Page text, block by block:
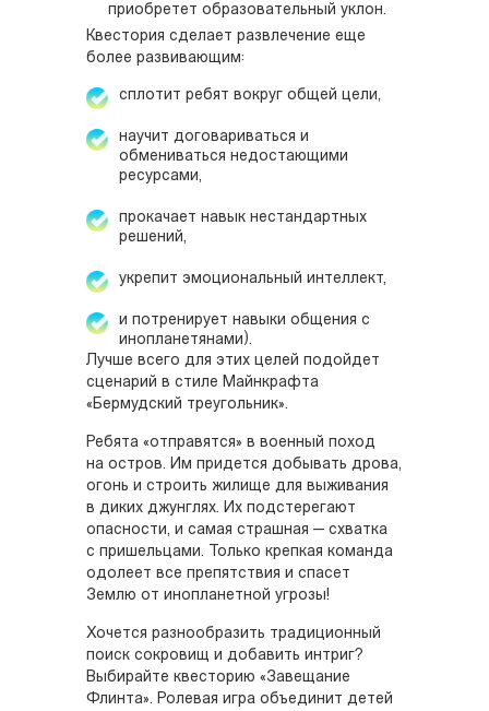
приобретет образовательный уклон.
Квестория сделает развлечение еще
более развивающим:
сплотит ребят вокруг общей цели,
научит договариваться и
обмениваться недостающими
ресурсами,
прокачает навык нестандартных
решений,
укрепит эмоциональный интеллект,
и потренирует навыки общения с
инопланетянами).
Лучше всего для этих целей подойдет
сценарий в стиле Майнкрафта
«Бермудский треугольник».
Ребята «отправятся» в военный поход
на остров. Им придется добывать дрова,
огонь и строить жилище для выживания
в диких джунглях. Их подстерегают
опасности, и самая страшная — схватка
с пришельцами. Только крепкая команда
одолеет все препятствия и спасет
Землю от инопланетной угрозы!
Хочется разнообразить традиционный
поиск сокровищ и добавить интриг?
Выбирайте квесторию «Завещание
Флинта». Ролевая игра объединит детей